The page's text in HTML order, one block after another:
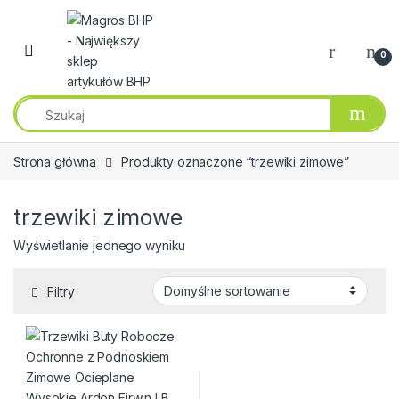
Przejdź do nawigacji
Przeskocz do treści
0
Strona główna Produkty oznaczone “trzewiki zimowe”
trzewiki zimowe
Wyświetlanie jednego wyniku
Filtry